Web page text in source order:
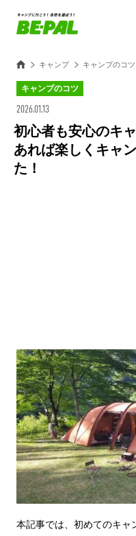
キャンプ キャンプのコツ
キャンプのコツ
2026.01.13
初心者も安心のキ
あれば楽しくキャ
た！
本記事では、初めてのキャ